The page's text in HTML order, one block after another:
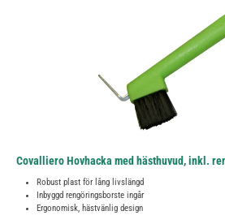
Covalliero Hovhacka med hästhuvud, inkl.
Robust plast för lång livslängd
Inbyggd rengöringsborste ingår
Ergonomisk, hästvänlig design